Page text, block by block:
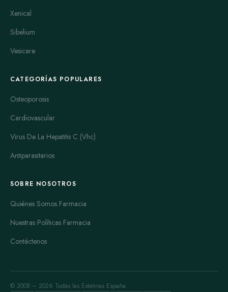
Xenical
Sibelium
Vesicare
CATEGORÍAS POPULARES
Osteoporosis
Cardiovascular
Virus De La Hepatitis C (Vhc)
Antiparasitarios
SOBRE NOSOTROS
Quiénes Somos Farmacia
Nuestras Políticas Farmacia
Contáctenos
© 2008 – 2026 Todas las Estatinas España